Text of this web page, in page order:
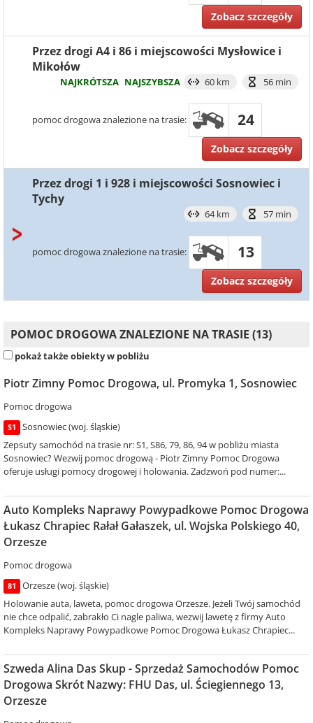
Zobacz szczegóły
Przez drogi A4 i 86 i miejscowości Mysłowice i
Mikołów
NAJKRÓTSZA NAJSZYBSZA 60 km 56 min
pomoc drogowa znalezione na trasie: 24
Zobacz szczegóły
Przez drogi 1 i 928 i miejscowości Sosnowiec i
Tychy
64 km 57 min
pomoc drogowa znalezione na trasie: 13
Zobacz szczegóły
POMOC DROGOWA ZNALEZIONE NA TRASIE (13)
pokaż także obiekty w pobliżu
Piotr Zimny Pomoc Drogowa, ul. Promyka 1, Sosnowiec
Pomoc drogowa
S1
Sosnowiec (woj. śląskie)
Zepsuty samochód na trasie nr: S1, S86, 79, 86, 94 w pobliżu miasta
Sosnowiec? Wezwij pomoc drogową - Piotr Zimny Pomoc Drogowa
oferuje usługi pomocy drogowej i holowania. Zadzwoń pod numer:...
Auto Kompleks Naprawy Powypadkowe Pomoc Drogowa
Łukasz Chrapiec Rałał Gałaszek, ul. Wojska Polskiego 40,
Orzesze
Pomoc drogowa
81
Orzesze (woj. śląskie)
Holowanie auta, laweta, pomoc drogowa Orzesze. Jeżeli Twój samochód
nie chce odpalić, zabrakło Ci nagle paliwa, wezwij lawetę z firmy Auto
Kompleks Naprawy Powypadkowe Pomoc Drogowa Łukasz Chrapiec...
Szweda Alina Das Skup - Sprzedaż Samochodów Pomoc
Drogowa Skrót Nazwy: FHU Das, ul. Ściegiennego 13,
Orzesze